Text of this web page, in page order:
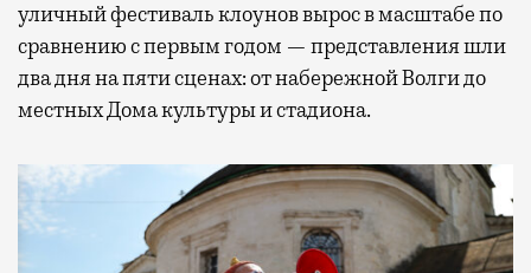
уличный фестиваль клоунов вырос в масштабе по
сравнению с первым годом — представления шли
два дня на пяти сценах: от набережной Волги до
местных Дома культуры и стадиона.